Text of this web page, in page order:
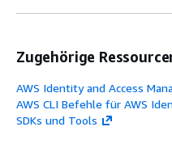
Zugehörige
AWS Identity and Access
AWS CLI Befehle für AWS
SDKs und Tools